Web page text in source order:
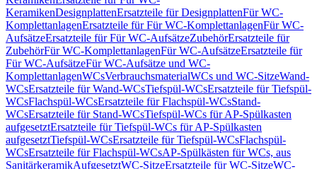
KeramikenDesignplattenErsatzteile für DesignplattenFür WC-
KomplettanlagenErsatzteile für Für WC-KomplettanlagenFür WC-
AufsätzeErsatzteile für Für WC-AufsätzeZubehörErsatzteile für
ZubehörFür WC-KomplettanlagenFür WC-AufsätzeErsatzteile für
Für WC-AufsätzeFür WC-Aufsätze und WC-
KomplettanlagenWCsVerbrauchsmaterialWCs und WC-SitzeWand-
WCsErsatzteile für Wand-WCsTiefspül-WCsErsatzteile für Tiefspül-
WCsFlachspül-WCsErsatzteile für Flachspül-WCsStand-
WCsErsatzteile für Stand-WCsTiefspül-WCs für AP-Spülkasten
aufgesetztErsatzteile für Tiefspül-WCs für AP-Spülkasten
aufgesetztTiefspül-WCsErsatzteile für Tiefspül-WCsFlachspül-
WCsErsatzteile für Flachspül-WCsAP-Spülkästen für WCs, aus
SanitärkeramikAufgesetztWC-SitzeErsatzteile für WC-SitzeWC-